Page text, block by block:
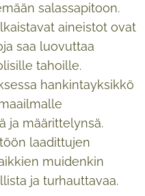
salassapitoon.
aineistot ovat
saa luovuttaa
tahoille.
hankintayksikkö
ja määrittelynsä.
laadittujen
muidenkin
ja turhauttavaa.